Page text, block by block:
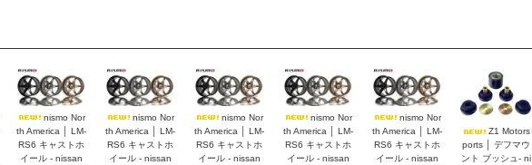
nismo Nor
th America │ LM-
RS6 キャストホ
イール - nissan
nismo Nor
th America │ LM-
RS6 キャストホ
イール - nissan
nismo Nor
th America │ LM-
RS6 キャストホ
イール - nissan
nismo Nor
th America │ LM-
RS6 キャストホ
イール - nissan
nismo Nor
th America │ LM-
RS6 キャストホ
イール - nissan
Z1 Motors
ports │ デフマウ
ント ブッシュ- ni